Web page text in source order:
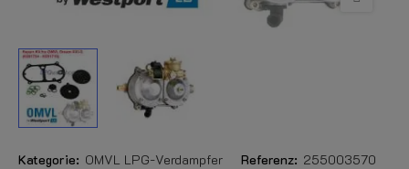
Kategorie: OMVL LPG-Verdampfer Referenz: 255003570